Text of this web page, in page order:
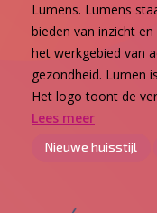
Lumens. Lumens
bieden van inzicht
het werkgebied van
gezondheid. Lumen
Het logo toont de
Lees meer
Nieuwe huisstijl